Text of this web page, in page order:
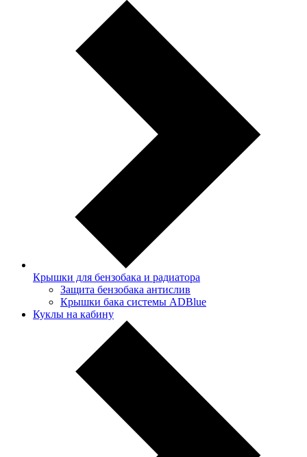
Крышки для бензобака и радиатора
Защита бензобака антислив
Крышки бака системы ADBlue
Куклы на кабину